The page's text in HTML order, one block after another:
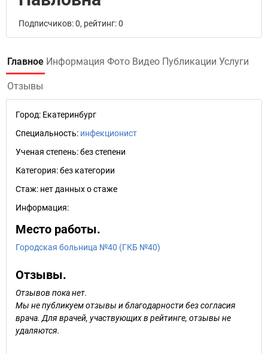
Подписчиков: 0, рейтинг: 0
Главное Информация Фото Видео Публикации Услуги
Отзывы
Город: Екатеринбург
Специальность: инфекционист
Ученая степень:без степени
Категория:без категории
Стаж: нет данных о стаже
Информация:
Место работы.
Городская больница №40 (ГКБ №40)
Отзывы.
Отзывов пока нет.
Мы не публикуем отзывы и благодарности без согласия
врача. Для врачей, участвующих в рейтинге, отзывы не
удаляются.